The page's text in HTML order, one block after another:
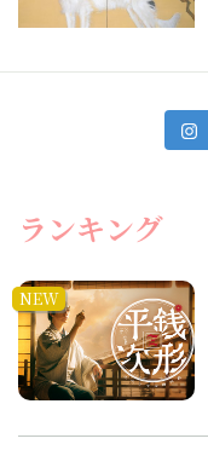
ランキング
NEW